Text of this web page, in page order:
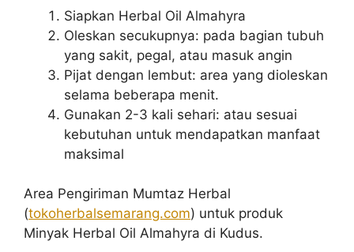
Siapkan Herbal Oil Almahyra
Oleskan secukupnya: pada bagian tubuh
yang sakit, pegal, atau masuk angin
Pijat dengan lembut: area yang dioleskan
selama beberapa menit.
Gunakan 2-3 kali sehari: atau sesuai
kebutuhan untuk mendapatkan manfaat
maksimal
Area Pengiriman Mumtaz Herbal
(tokoherbalsemarang.com) untuk produk
Minyak Herbal Oil Almahyra di Kudus.